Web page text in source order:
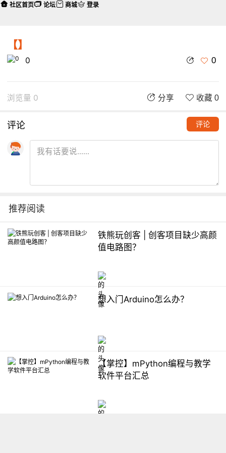
【】
0 0
浏览量 0 分享 收藏 0
评论 评论
推荐阅读
铁熊玩创客 | 创客项目缺少高颜
值电路图？
想入门Arduino怎么办？
【掌控】mPython编程与教学
软件平台汇总
社区首页 论坛 商城 登录